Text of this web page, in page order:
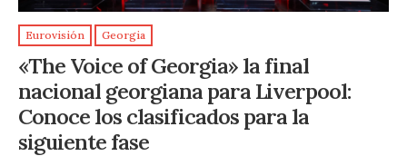
Eurovisión Georgia
«The Voice of Georgia» la final
nacional georgiana para Liverpool:
Conoce los clasificados para la
siguiente fase